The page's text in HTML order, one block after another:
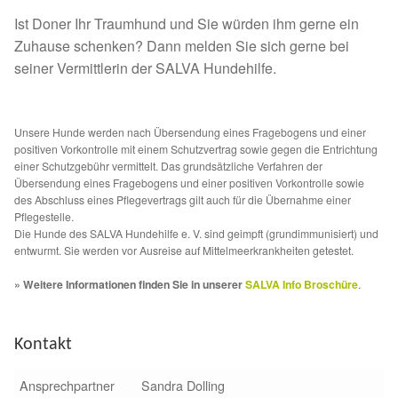
Sicherheitsgeschirr
Mittelmeerkrankheiten
Qualzucht bei Hunden
Sonderfarben bei Hunden
Ist Doner Ihr Traumhund und Sie würden ihm gerne ein
Zuhause schenken? Dann melden Sie sich gerne bei
seiner Vermittlerin der SALVA Hundehilfe.
Unsere Hunde werden nach Übersendung eines Fragebogens und einer
positiven Vorkontrolle mit einem Schutzvertrag sowie gegen die Entrichtung
einer Schutzgebühr vermittelt. Das grundsätzliche Verfahren der
Übersendung eines Fragebogens und einer positiven Vorkontrolle sowie
des Abschluss eines Pflegevertrags gilt auch für die Übernahme einer
Pflegestelle.
Die Hunde des SALVA Hundehilfe e. V. sind geimpft (grundimmunisiert) und
entwurmt. Sie werden vor Ausreise auf Mittelmeerkrankheiten getestet.
» Weitere Informationen finden Sie in unsererSALVA Info Broschüre.
Kontakt
Ansprechpartner
Sandra Dolling